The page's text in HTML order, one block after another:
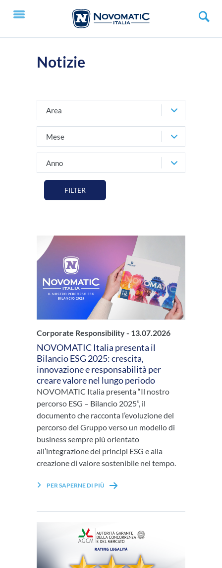
Notizie
Area
Mese
Anno
FILTER
Corporate Responsibility - 13.07.2026
NOVOMATIC Italia presenta il
Bilancio ESG 2025: crescita,
innovazione e responsabilità per
creare valore nel lungo periodo
NOVOMATIC Italia presenta “Il nostro
percorso ESG – Bilancio 2025”, il
documento che racconta l’evoluzione del
percorso del Gruppo verso un modello di
business sempre più orientato
all’integrazione dei principi ESG e alla
creazione di valore sostenibile nel tempo.
PER SAPERNE DI PIÙ